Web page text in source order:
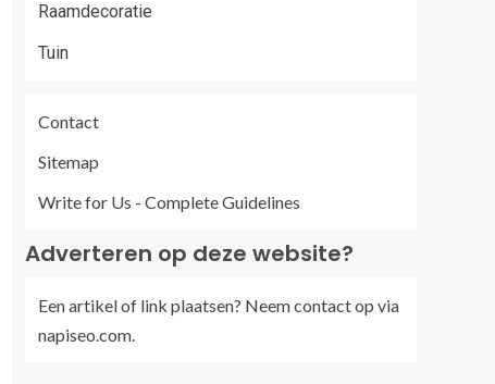
Raamdecoratie
Tuin
Contact
Sitemap
Write for Us - Complete Guidelines
Adverteren op deze website?
Een artikel of link plaatsen? Neem contact op via
napiseo.com.